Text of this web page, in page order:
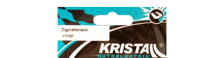
Bildergalerie überspringen